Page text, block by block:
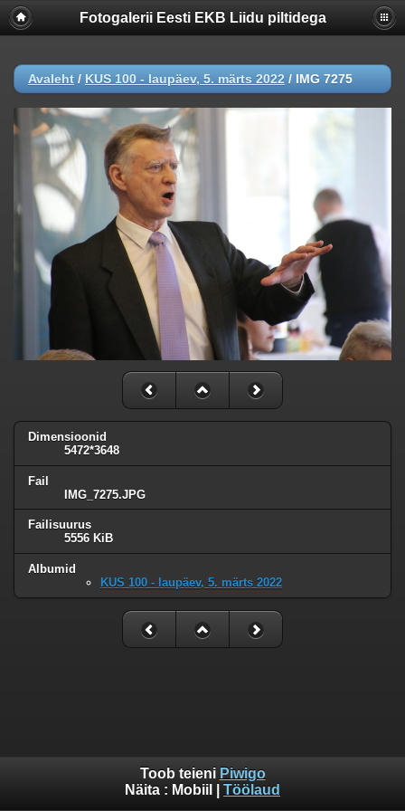
Fotogalerii Eesti EKB Liidu piltidega
Avaleht / KUS 100 - laupäev, 5. märts 2022 / IMG 7275
Dimensioonid
5472*3648
Fail
IMG_7275.JPG
Failisuurus
5556 KiB
Albumid
KUS 100 - laupäev, 5. märts 2022
Toob teieni Piwigo
Näita : Mobiil Töölaud